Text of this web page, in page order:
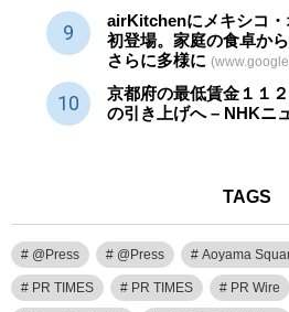
airKitchenにメキシコ
初登場。家庭の食卓か
さらに多様に
京都府の最低賃金１１
の引き上げへ – NHKニ
TAGS
@Press @Press Aoyama
PR TIMES PR TIMES PR Wire